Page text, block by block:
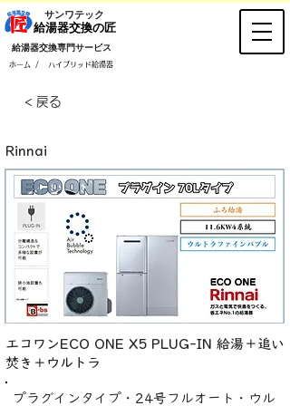
ホーム / ハイブリッド給湯器
​サンワテック
​給湯器交換の匠
​給湯器交換専門サービス
< 戻る
Rinnai
エコワンECO ONE X5 PLUG-IN 給湯＋追い
焚き＋ウルトラ
プラグインタイプ・24号フルオート・ウル